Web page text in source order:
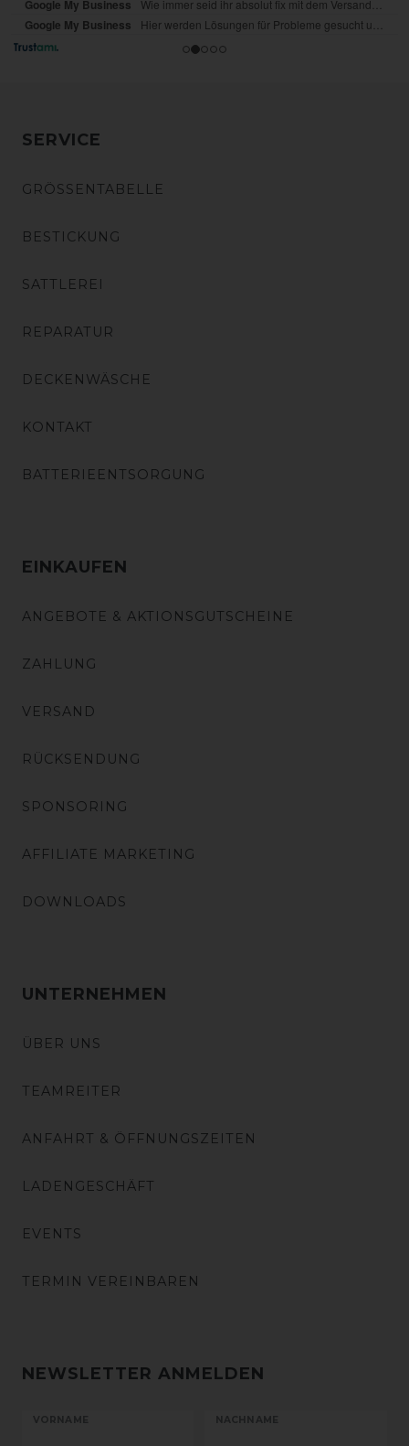
SERVICE
GRÖSSENTABELLE
BESTICKUNG
SATTLEREI
REPARATUR
DECKENWÄSCHE
KONTAKT
BATTERIEENTSORGUNG
EINKAUFEN
ANGEBOTE & AKTIONSGUTSCHEINE
ZAHLUNG
VERSAND
RÜCKSENDUNG
SPONSORING
AFFILIATE MARKETING
DOWNLOADS
UNTERNEHMEN
ÜBER UNS
TEAMREITER
ANFAHRT & ÖFFNUNGSZEITEN
LADENGESCHÄFT
EVENTS
TERMIN VEREINBAREN
NEWSLETTER ANMELDEN
VORNAME NACHNAME